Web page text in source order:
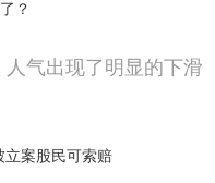
？
气出现了明显的下滑
立案股民可索赔